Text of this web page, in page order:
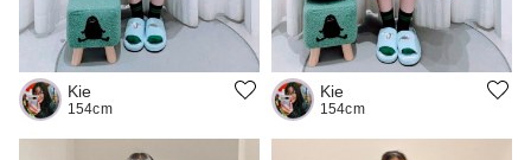
Kie
154cm
Kie
154cm